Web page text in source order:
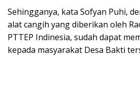
Sehingganya, kata Sofyan Puhi,
alat cangih yang diberikan oleh
PTTEP Indinesia, sudah dapat
kepada masyarakat Desa Bakti